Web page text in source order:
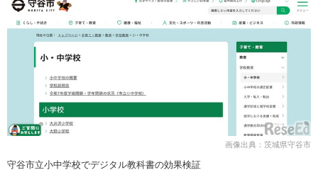
画像出典：茨城県守谷市
守谷市立小中学校でデジタル教科書の効果検証